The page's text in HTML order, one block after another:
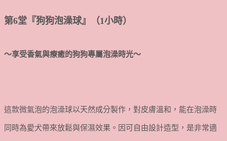
第6堂『狗狗泡澡球』（1小時）
～享受香氣與療癒的狗狗專屬泡澡時光～
這款微氣泡的泡澡球以天然成分製作，對皮膚溫和，能在泡澡時
同時為愛犬帶來放鬆與保濕效果。因可自由設計造型，是非常適